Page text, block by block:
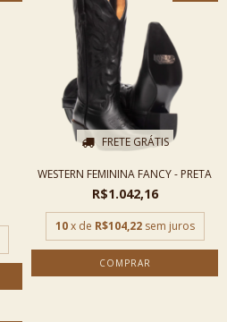
FRETE GRÁTIS
WESTERN FEMININA FANCY - PRETA
R$1.042,16
10 x de R$104,22 sem juros
COMPRAR